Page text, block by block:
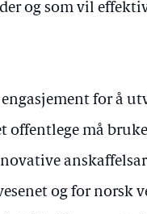
og som vil
for å
offentlege må
og for norsk